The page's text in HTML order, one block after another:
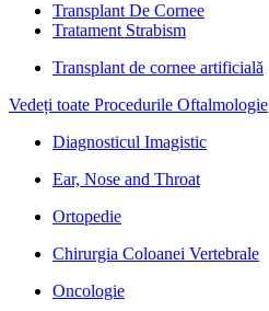
Transplant De Cornee
Tratament Strabism
Transplant de cornee artificială
Vedeți toate Procedurile Oftalmologie
Diagnosticul Imagistic
Ear, Nose and Throat
Ortopedie
Chirurgia Coloanei Vertebrale
Oncologie